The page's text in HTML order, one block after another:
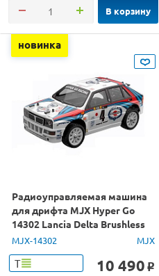
В корзину
новинка
Радиоуправляемая машина
для дрифта MJX Hyper Go
14302 Lancia Delta Brushless
4WD 2.4G LED 1/14 RTR
MJX-14302 MJX
Т 10 490 o